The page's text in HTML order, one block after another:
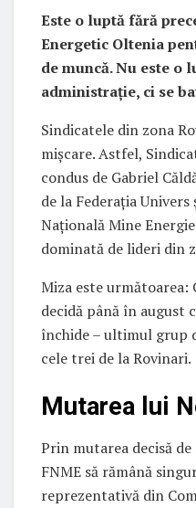
Este o luptă fără
Energetic Oltenia
de muncă. Nu este o
administrație, ci se
Sindicatele din zona
mișcare. Astfel,
condus de Gabriel
de la Federația
Națională Mine
dominată de lideri din
Miza este următoarea:
decidă până în august
închide – ultimul grup
cele trei de la Rovinari.
Mutarea lui
Prin mutarea decisă
FNME să rămână
reprezentativă din